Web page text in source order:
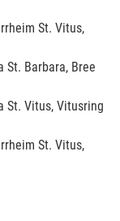
St. Vitus,
St. Barbara, Bree
St. Vitus, Vitusring
St. Vitus,